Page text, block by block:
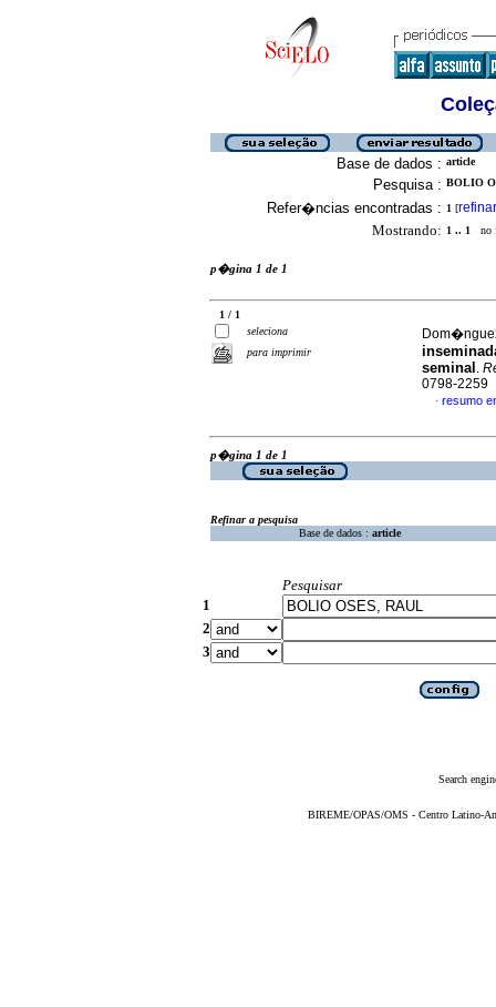
Base de dados : article
Pesquisa : BOLIO
Refer�ncias encontradas : 1 [refinar
Mostrando: 1 .. 1 no
p�gina 1 de 1
1 / 1
seleciona
para imprimir
seminal .
0798-2259
· resumo
p�gina 1 de 1
Refinar a pesquisa
Base de dados : article
Pesquisar
1
2
3
Search
BIREME/OPAS/OMS - Centro Latino-